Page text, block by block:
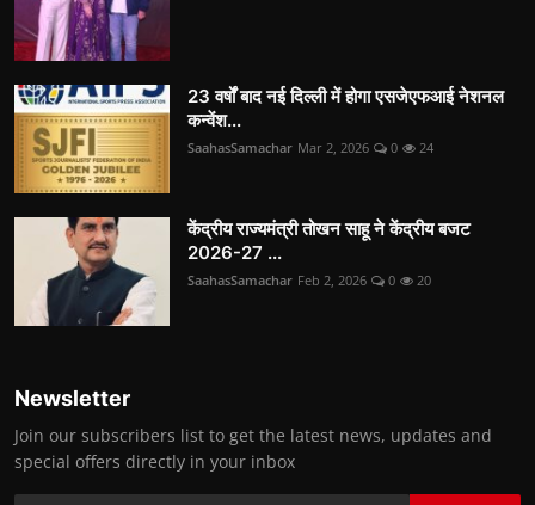
23 वर्षों बाद नई दिल्ली में होगा एसजेएफआई नेशनल
कन्वेंश...
SaahasSamachar Mar 2, 2026 0 24
केंद्रीय राज्यमंत्री तोखन साहू ने केंद्रीय बजट
2026-27 ...
SaahasSamachar Feb 2, 2026 0 20
Newsletter
Join our subscribers list to get the latest news, updates and
special offers directly in your inbox